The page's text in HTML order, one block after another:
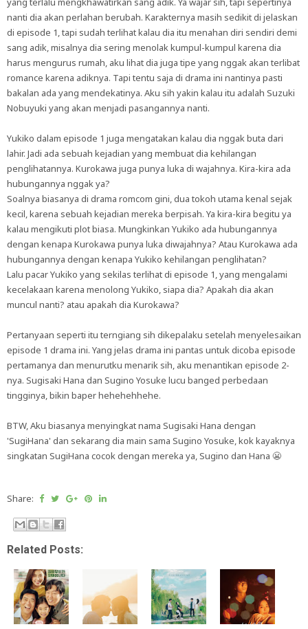
nanti dia akan perlahan berubah. Karakternya masih sedikit di jelaskan
di episode 1, tapi sudah terlihat kalau dia itu menahan diri sendiri demi
sang adik, misalnya dia sering menolak kumpul-kumpul karena dia
harus mengurus rumah, aku lihat dia juga tipe yang nggak akan terlibat
romance karena adiknya. Tapi tentu saja di drama ini nantinya pasti
bakalan ada yang mendekatinya. Aku sih yakin kalau itu adalah Suzuki
Nobuyuki yang akan menjadi pasangannya nanti.
Yukiko dalam episode 1 juga mengatakan kalau dia nggak buta dari
lahir. Jadi ada sebuah kejadian yang membuat dia kehilangan
penglihatannya. Kurokawa juga punya luka di wajahnya. Kira-kira ada
hubungannya nggak ya?
Soalnya biasanya di drama romcom gini, dua tokoh utama kenal sejak
kecil, karena sebuah kejadian mereka berpisah. Ya kira-kira begitu ya
kalau mengikuti plot biasa. Mungkinkan Yukiko ada hubungannya
dengan kenapa Kurokawa punya luka diwajahnya? Atau Kurokawa ada
hubungannya dengan kenapa Yukiko kehilangan penglihatan?
Lalu pacar Yukiko yang sekilas terlihat di episode 1, yang mengalami
kecelakaan karena menolong Yukiko, siapa dia? Apakah dia akan
muncul nanti? atau apakah dia Kurokawa?
Pertanyaan seperti itu terngiang sih dikepalaku setelah menyelesaikan
episode 1 drama ini. Yang jelas drama ini pantas untuk dicoba episode
pertamanya dan menurutku menarik sih, aku menantikan episode 2-
nya. Sugisaki Hana dan Sugino Yosuke lucu banged perbedaan
tingginya, bikin baper hehehehhehe.
BTW, Aku biasanya menyingkat nama Sugisaki Hana dengan
'SugiHana' dan sekarang dia main sama Sugino Yosuke, kok kayaknya
singkatan SugiHana cocok dengan mereka ya, Sugino dan Hana 😬
Share:
Related Posts: